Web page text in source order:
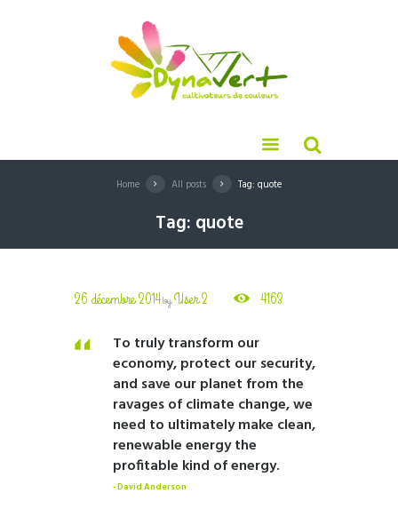
Home All posts Tag: quote
Tag: quote
26 décembre 2014byUser 2 4163
To truly transform our
economy, protect our security,
and save our planet from the
ravages of climate change, we
need to ultimately make clean,
renewable energy the
profitable kind of energy.
David Anderson